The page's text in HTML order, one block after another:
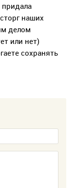
придала
наших
делом
или нет)
сохранять